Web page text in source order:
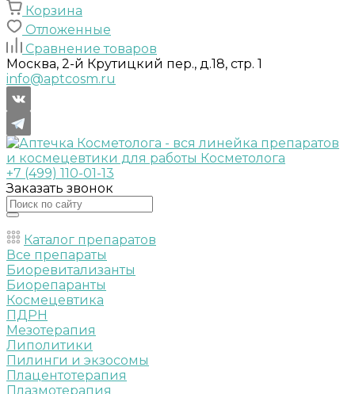
Корзина
Отложенные
Сравнение товаров
Москва, 2-й Крутицкий пер., д.18, стр. 1
info@aptcosm.ru
+7 (499) 110-01-13
Заказать звонок
Каталог препаратов
Все препараты
Биоревитализанты
Биорепаранты
Космецевтика
ПДРН
Мезотерапия
Липолитики
Пилинги и экзосомы
Плацентотерапия
Плазмотерапия